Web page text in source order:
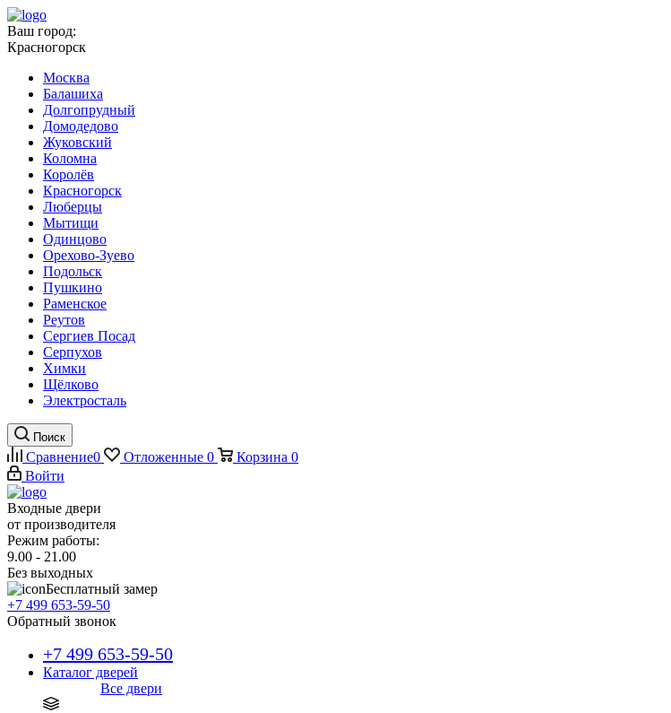
Ваш город:
Красногорск
Москва
Балашиха
Долгопрудный
Домодедово
Жуковский
Коломна
Королёв
Красногорск
Люберцы
Мытищи
Одинцово
Орехово-Зуево
Подольск
Пушкино
Раменское
Реутов
Сергиев Посад
Серпухов
Химки
Щёлково
Электросталь
Поиск
Сравнение0 Отложенные 0 Корзина 0
Войти
Входные двери
от производителя
Режим работы:
9.00 - 21.00
Без выходных
Бесплатный замер
+7 499 653-59-50
Обратный звонок
+7 499 653-59-50
Каталог дверей
Все двери